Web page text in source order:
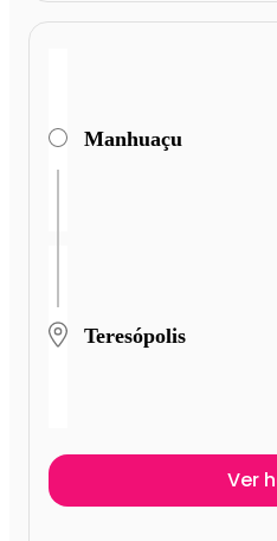
Manhuaçu
Teresópolis
Ver